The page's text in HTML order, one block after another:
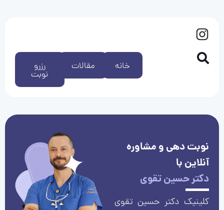
رزرو
نوبت
مقالات خانه
نوبت دهی و مشاوره
آنلاین با
دکتر حسین تقوی
کلینیک دکتر حسین تقوی